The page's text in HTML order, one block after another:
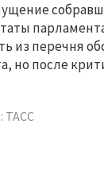
из перечня
но после
ТАСС